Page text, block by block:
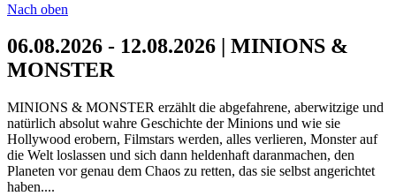
Nach oben
06.08.2026 - 12.08.2026 | MINIONS &
MONSTER
MINIONS & MONSTER erzählt die abgefahrene, aberwitzige und
natürlich absolut wahre Geschichte der Minions und wie sie
Hollywood erobern, Filmstars werden, alles verlieren, Monster auf
die Welt loslassen und sich dann heldenhaft daranmachen, den
Planeten vor genau dem Chaos zu retten, das sie selbst angerichtet
haben....